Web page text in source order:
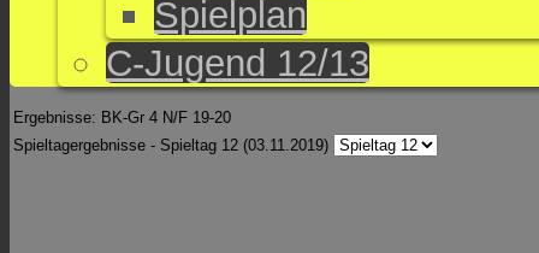
Spielplan
C-Jugend 12/13
Ergebnisse: BK-Gr 4 N/F 19-20
Spieltagergebnisse - Spieltag 12 (03.11.2019)